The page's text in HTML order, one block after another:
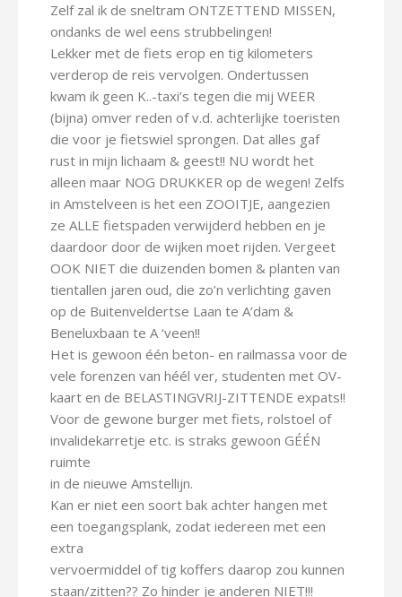
Zelf zal ik de sneltram ONTZETTEND MISSEN,
ondanks de wel eens strubbelingen!
Lekker met de fiets erop en tig kilometers
verderop de reis vervolgen. Ondertussen
kwam ik geen K..-taxi’s tegen die mij WEER
(bijna) omver reden of v.d. achterlijke toeristen
die voor je fietswiel sprongen. Dat alles gaf
rust in mijn lichaam & geest!! NU wordt het
alleen maar NOG DRUKKER op de wegen! Zelfs
in Amstelveen is het een ZOOITJE, aangezien
ze ALLE fietspaden verwijderd hebben en je
daardoor door de wijken moet rijden. Vergeet
OOK NIET die duizenden bomen & planten van
tientallen jaren oud, die zo’n verlichting gaven
op de Buitenveldertse Laan te A’dam &
Beneluxbaan te A ‘veen!!
Het is gewoon één beton- en railmassa voor de
vele forenzen van héél ver, studenten met OV-
kaart en de BELASTINGVRIJ-ZITTENDE expats!!
Voor de gewone burger met fiets, rolstoel of
invalidekarretje etc. is straks gewoon GÉÉN
ruimte
in de nieuwe Amstellijn.
Kan er niet een soort bak achter hangen met
een toegangsplank, zodat iedereen met een
extra
vervoermiddel of tig koffers daarop zou kunnen
staan/zitten?? Zo hinder je anderen NIET!!!